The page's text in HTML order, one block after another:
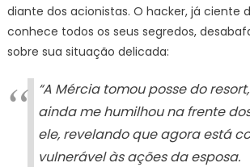
diante dos acionistas. O hacker, já ciente
conhece todos os seus segredos,
sobre sua situação delicada:
“A Mércia tomou posse do
ainda me humilhou na frente
ele, revelando que agora está
vulnerável às ações da esposa.